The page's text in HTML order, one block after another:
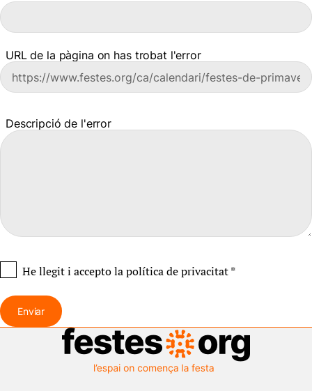
URL de la pàgina on has trobat l'error
Descripció de l'error
He llegit i acceptola política de privacitat*
Enviar